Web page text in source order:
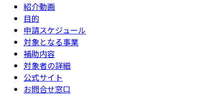
紹介動画
目的
申請スケジュール
対象となる事業
補助内容
対象者の詳細
公式サイト
お問合せ窓口